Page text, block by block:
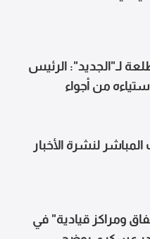
لـ"الجديد": الرئيس
من أجواء
المباشر لنشرة الأخبار
ومراكز قيادية" في